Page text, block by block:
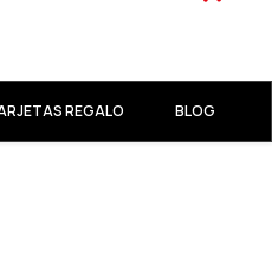
REGALO BLOG